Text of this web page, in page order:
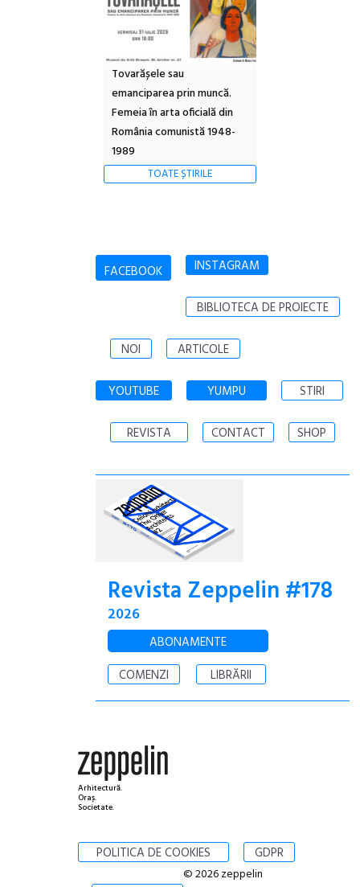
Tovarășele sau
emanciparea prin muncă.
Femeia în arta oficială din
România comunistă 1948-
1989
TOATE ȘTIRILE
FACEBOOK INSTAGRAM
BIBLIOTECA DE PROIECTE
NOI ARTICOLE
YOUTUBE YUMPU STIRI
REVISTA CONTACT SHOP
Revista Zeppelin #178
2026
ABONAMENTE
COMENZI
LIBRĂRII
Arhitectură.
Oraș.
Societate.
POLITICA DE COOKIES GDPR
© 2026 zeppelin